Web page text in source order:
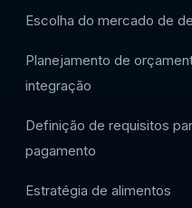
Escolha do mercado de
Planejamento de
integração
Definição de requisitos
pagamento
Estratégia de alimentos